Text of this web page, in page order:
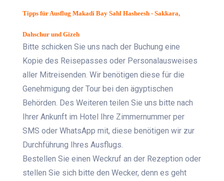
Tipps für Ausflug Makadi Bay Sahl Hasheesh - Sakkara,
Dahschur und Gizeh
Bitte schicken Sie uns nach der Buchung eine
Kopie des Reisepasses oder Personalausweises
aller Mitreisenden. Wir benötigen diese für die
Genehmigung der Tour bei den ägyptischen
Behörden. Des Weiteren teilen Sie uns bitte nach
Ihrer Ankunft im Hotel Ihre Zimmernummer per
SMS oder WhatsApp mit, diese benötigen wir zur
Durchführung Ihres Ausflugs.
Bestellen Sie einen Weckruf an der Rezeption oder
stellen Sie sich bitte den Wecker, denn es geht